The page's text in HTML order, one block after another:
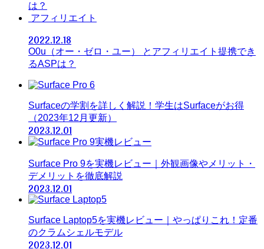
は？
アフィリエイト
2022.12.18
O0u（オー・ゼロ・ユー） とアフィリエイト提携でき
るASPは？
Surfaceの学割を詳しく解説！学生はSurfaceがお得
（2023年12月更新）
2023.12.01
Surface Pro 9を実機レビュー｜外観画像やメリット・
デメリットを徹底解説
2023.12.01
Surface Laptop5を実機レビュー｜やっぱりこれ！定番
のクラムシェルモデル
2023.12.01